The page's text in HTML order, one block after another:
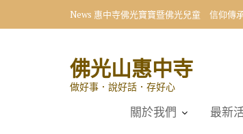
News 惠中寺佛光寶寶暨佛光兒童 信仰傳
佛光山惠中寺
做好事．說好話．存好心
關於我們 最新